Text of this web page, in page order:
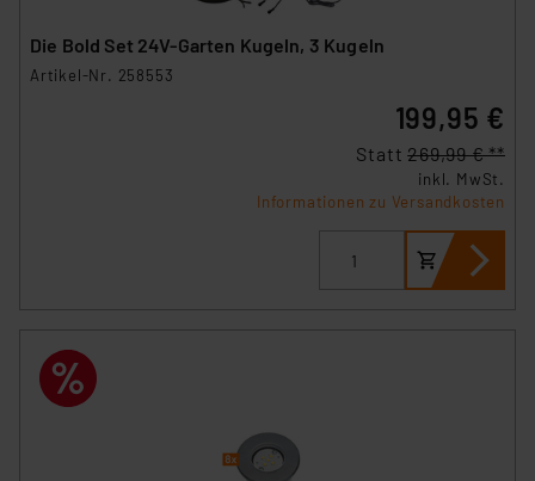
Die Bold Set 24V-Garten Kugeln, 3 Kugeln
Artikel-Nr. 258553
199,95 €
Statt269,99 € **
inkl. MwSt.
Informationen zu Versandkosten